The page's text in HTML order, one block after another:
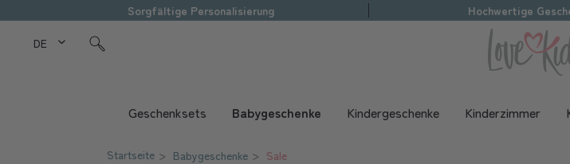
Sorgfältige Personalisierung Hochwertige
DE Love Kids
Geschenksets Babygeschenke Kindergeschenke Kinderzimmer
Startseite Babygeschenke Sale